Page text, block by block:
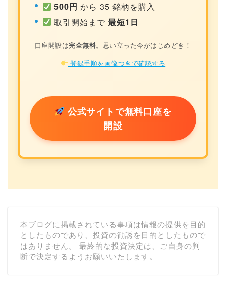
500円 から 35 銘柄を購入
取引開始まで最短1日
口座開設は完全無料。思い立った今がはじめどき！
登録手順を画像つきで確認する
公式サイトで無料口座を
開設
本ブログに掲載されている事項は情報の提供を目的
としたものであり、投資の勧誘を目的としたもので
はありません。 最終的な投資決定は、ご自身の判
断で決定するようお願いいたします。